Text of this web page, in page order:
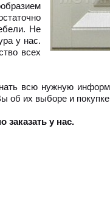
Не
у нас.
всех
всю нужную
их выборе и покупке
у нас.